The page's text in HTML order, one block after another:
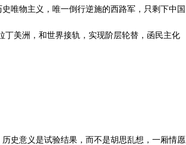
唯物主义，唯一倒行逆施的西路军，只剩下中国
丁美洲，和世界接轨，实现阶层轮替，函民主化
史意义是试验结果，而不是胡思乱想，一厢情愿